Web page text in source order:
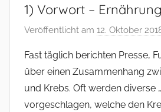
1) Vorwort –
Veröffentlicht am 12. Oktober
Fast täglich berichten Presse,
über einen Zusammenhang
und Krebs. Oft werden diverse
vorgeschlagen, welche den